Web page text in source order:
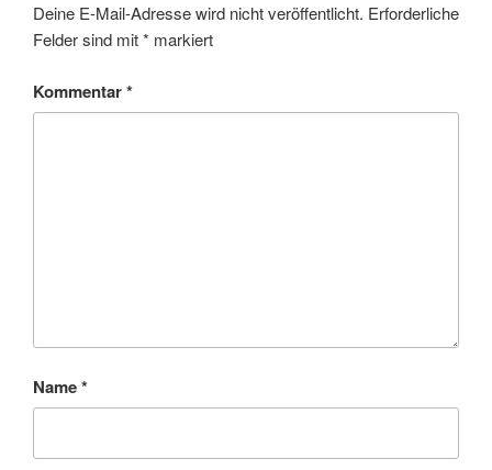
Deine E-Mail-Adresse wird nicht veröffentlicht. Erforderliche
Felder sind mit* markiert
Kommentar*
Name*